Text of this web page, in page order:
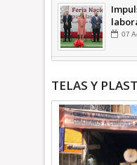
07
TELAS Y